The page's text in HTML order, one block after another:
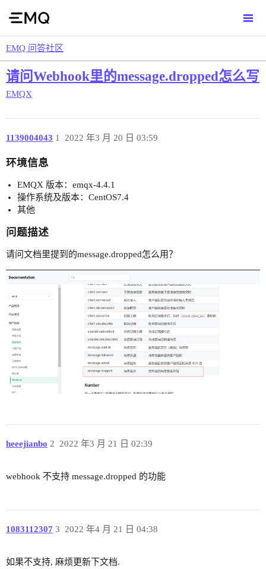
EMQ 问答社区
请问Webhook里的message.dropped怎么写
EMQX
1139004043 2022 年3 月 20 日 03:59
1
环境信息
EMQX 版本：emqx-4.4.1
操作系统及版本：CentOS7.4
其他
问题描述
请问文档里提到的message.dropped怎么用？
heeejianbo 2022 年3 月 21 日 02:39
2
webhook 不支持 message.dropped 的功能
1083112307 2022 年4 月 21 日 04:38
3
如果不支持, 麻烦更新下文档.